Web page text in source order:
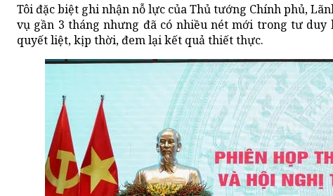
Tôi đặc biệt ghi nhận nỗ lực của Thủ tướng Chính phủ,
vụ gần 3 tháng nhưng đã có nhiều nét mới trong tư duy
quyết liệt, kịp thời, đem lại kết quả thiết thực.